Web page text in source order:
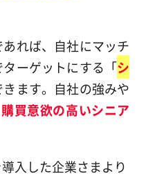
れば、自社にマッチ
ーゲットにする「シ
きます。自社の強みや
購買意欲の高いシニア
入した企業さまより